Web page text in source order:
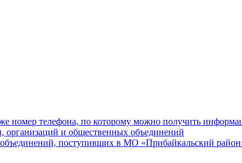
номер телефона, по которому можно получить
организаций и общественных объединений
поступивших в МО «Прибайкальский